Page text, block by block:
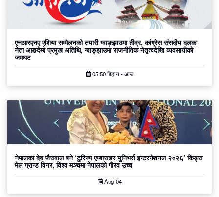
एनआरएनए एशिया सम्मेलनको तयारी ग्वाङ्झाउमा तीव्र, कांग्रेस संसदीय दलका
नेता आङदेम्बे प्रमुख अतिथि, ग्वाङ्झाउमा राजनीतिक नेतृत्वदेखि व्यवसायीको
जमघट
05:50 बिहान • आज
नेपालका देव जैसवाल बने ‘टुरिज्म एम्बासडर युनिभर्स इन्टरनेशनल २०२६’ किड्स
मेल ग्रान्ड विनर, विश्व मञ्चमा नेपालको गौरव उच्च
Aug-04